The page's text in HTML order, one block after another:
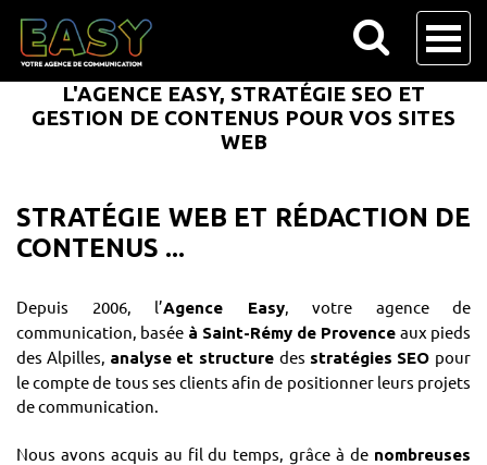
L'AGENCE EASY, STRATÉGIE SEO ET
GESTION DE CONTENUS POUR VOS SITES
WEB
STRATÉGIE WEB ET RÉDACTION DE
CONTENUS ...
Depuis 2006, l’Agence Easy, votre agence de
communication, basée à Saint-Rémy de Provence aux pieds
des Alpilles, analyse et structure des stratégies SEO pour
le compte de tous ses clients afin de positionner leurs projets
de communication.
Nous avons acquis au fil du temps, grâce à de nombreuses